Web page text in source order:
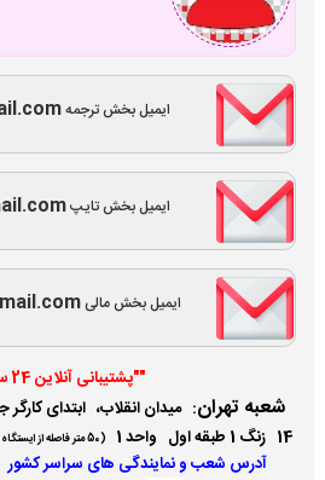
ایمیل بخش ترجمه
ایمیل بخش تایپ
ایمیل بخش مالی
""پشتیبانی آنلاین 24 ساعته""
شعبه تهران: میدان انقلاب، ابتدای
14 زنگ 1 طبقه اول واحد 1
(50 متر فاصله از ایستگاه مترو و BRT میدان انقلاب
آدرس شعب و نمایندگی های سراسر کشور